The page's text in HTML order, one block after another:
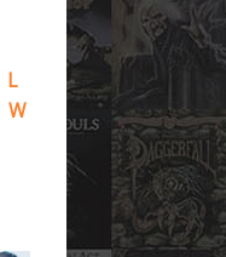
L
W